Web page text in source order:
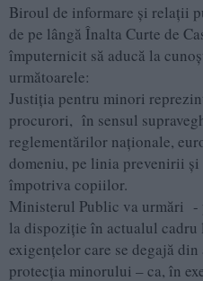
Biroul de informare şi relaţii
de pe lângă Înalta Curte de
împuternicit să aducă la
următoarele:
Justiția pentru minori
procurori, în sensul
reglementărilor naţionale,
domeniu, pe linia prevenirii
împotriva copiilor.
Ministerul Public va urmări -
la dispoziție în actualul cadru
exigențelor care se degajă
protecția minorului – ca, în